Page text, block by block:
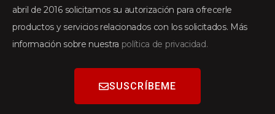
abril de 2016 solicitamos su autorización para ofrecerle
productos y servicios relacionados con los solicitados. Más
información sobre nuestra política de privacidad.
SUSCRÍBEME